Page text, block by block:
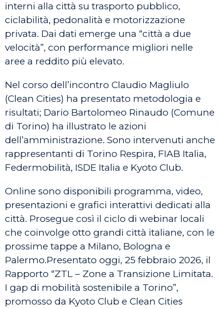
interni alla città su trasporto pubblico,
ciclabilità, pedonalità e motorizzazione
privata. Dai dati emerge una “città a due
velocità”, con performance migliori nelle
aree a reddito più elevato.
Nel corso dell’incontro Claudio Magliulo
(Clean Cities) ha presentato metodologia e
risultati; Dario Bartolomeo Rinaudo (Comune
di Torino) ha illustrato le azioni
dell’amministrazione. Sono intervenuti anche
rappresentanti di Torino Respira, FIAB Italia,
Federmobilità, ISDE Italia e Kyoto Club.
Online sono disponibili programma, video,
presentazioni e grafici interattivi dedicati alla
città. Prosegue così il ciclo di webinar locali
che coinvolge otto grandi città italiane, con le
prossime tappe a Milano, Bologna e
Palermo.Presentato oggi, 25 febbraio 2026, il
Rapporto “ZTL – Zone a Transizione Limitata.
I gap di mobilità sostenibile a Torino”,
promosso da Kyoto Club e Clean Cities